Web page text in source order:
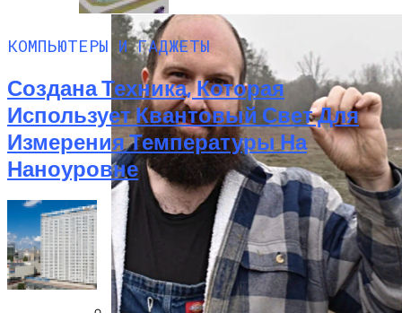
КОМПЬЮТЕРЫ И ГАДЖЕТЫ
Создана Техника, Которая
Использует Квантовый Свет Для
Измерения Температуры На
Наноуровне